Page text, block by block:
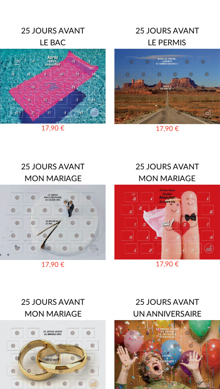
25 JOURS AVANT
LE BAC
17,90€
25 JOURS AVANT
LE PERMIS
17,90 €
25 JOURS AVANT
MON MARIAGE
17,90€
25 JOURS AVANT
MON MARIAGE
17,90 €
25 JOURS AVANT
MON MARIAGE
25 JOURS AVANT
UN ANNIVERSAIRE